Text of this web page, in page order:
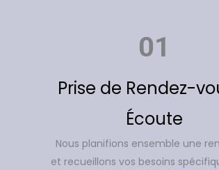
01
Prise de Rendez-
Écoute
Nous planifions ensemble une
et recueillons vos besoins